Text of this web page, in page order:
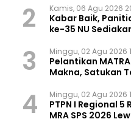
2 Kamis, 06 Agu 2026
Kabar Baik,
ke-35 NU
3 Minggu, 02 Agu 2026
Pelantikan
Makna, Satukan
4 Minggu, 02 Agu 2026
PTPN I Regional 5
MRA SPS 2026